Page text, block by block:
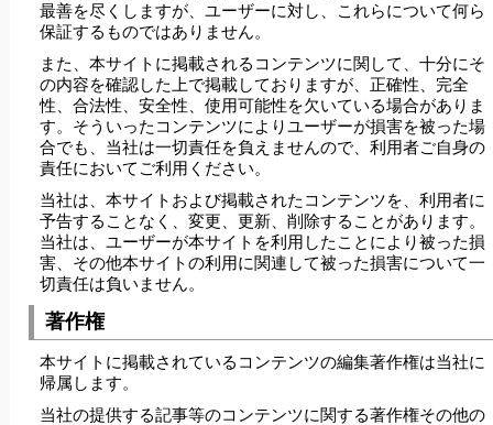
最善を尽くしますが、ユーザーに対し、これらについて何ら
保証するものではありません。
また、本サイトに掲載されるコンテンツに関して、十分にそ
の内容を確認した上で掲載しておりますが、正確性、完全
性、合法性、安全性、使用可能性を欠いている場合がありま
す。そういったコンテンツによりユーザーが損害を被った場
合でも、当社は一切責任を負えませんので、利用者ご自身の
責任においてご利用ください。
当社は、本サイトおよび掲載されたコンテンツを、利用者に
予告することなく、変更、更新、削除することがあります。
当社は、ユーザーが本サイトを利用したことにより被った損
害、その他本サイトの利用に関連して被った損害について一
切責任は負いません。
著作権
本サイトに掲載されているコンテンツの編集著作権は当社に
帰属します。
当社の提供する記事等のコンテンツに関する著作権その他の